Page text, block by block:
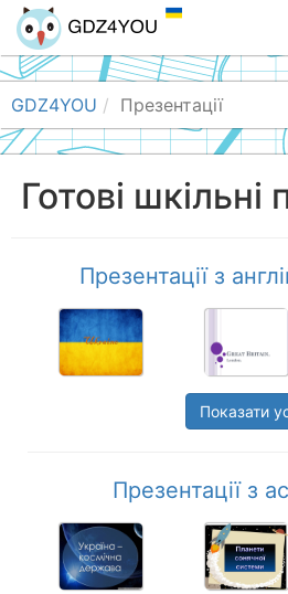
GDZ4YOU Презентації
Готові шкільні
Презентації з
Показати
Презентації з